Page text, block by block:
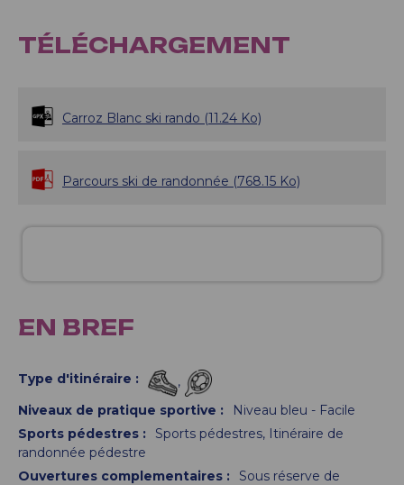
TÉLÉCHARGEMENT
Carroz Blanc ski rando (11.24 Ko)
Parcours ski de randonnée (768.15 Ko)
EN BREF
Type d'itinéraire :
Niveaux de pratique sportive :
Niveau bleu - Facile
Sports pédestres : Sports pédestres Itinéraire de
randonnée pédestre
Ouvertures complementaires :
Sous réserve de